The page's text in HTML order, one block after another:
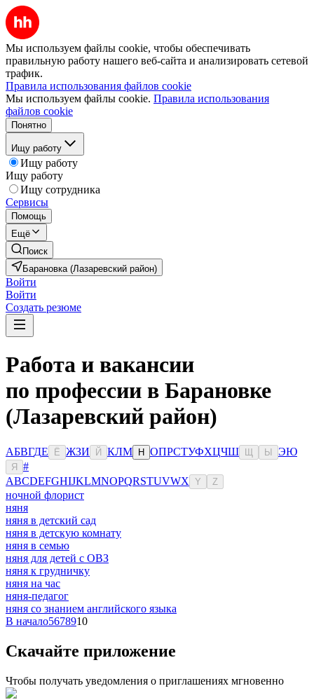
Мы используем файлы cookie, чтобы обеспечивать
правильную работу нашего веб-сайта и анализировать сетевой
трафик.
Правила использования файлов cookie
Мы используем файлы cookie. Правила использования
файлов cookie
Понятно
Ищу работу
Ищу работу
Ищу работу
Ищу сотрудника
Сервисы
Помощь
Ещё
Поиск
Барановка (Лазаревский район)
Войти
Войти
Создать резюме
Работа и вакансии
по профессии в Барановке
(Лазаревский район)
АБВГДЕ Ё ЖЗИ Й КЛМ Н ОПРСТУФХЦЧШ Ы ЭЮ
Я
#
ABCDEFGHIJKLMNOPQRSTUVWX Y Z
ночной флорист
няня
няня в детский сад
няня в детскую комнату
няня в семью
няня для детей с ОВЗ
няня к грудничку
няня на час
няня-педагог
няня со знанием английского языка
В начало5678910
Скачайте приложение
Чтобы получать уведомления о приглашениях мгновенно